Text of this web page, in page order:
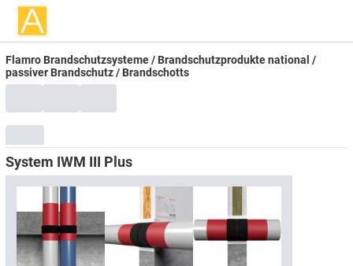
Flamro Brandschutzsysteme / Brandschutzprodukte national /
passiver Brandschutz / Brandschotts
System IWM III Plus